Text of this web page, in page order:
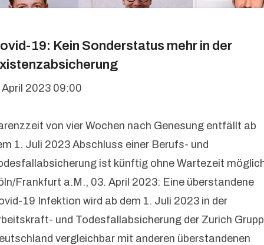
19: Kein Sonderstatus mehr in der
April 2023 09:00
von vier Wochen nach Genesung entfällt ab
1. Juli 2023 Abschluss einer Berufs- und
ist künftig ohne Wartezeit
Frankfurt a.M., 03. April 2023: Eine überstandene
19 Infektion wird ab dem 1. Juli 2023 in der
und Todesfallabsicherung der Zurich
vergleichbar mit anderen überstandenen